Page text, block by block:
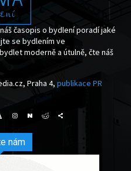
časopis o bydlení poradí jaké
se bydlením ve
moderně a útulně, čte náš
Praha 4, publikace PR
nám